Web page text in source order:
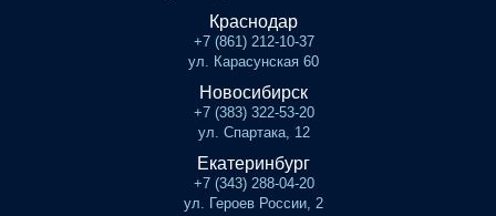
Краснодар
+7 (861) 212-10-37
ул. Карасунская 60
Новосибирск
+7 (383) 322-53-20
ул. Спартака, 12
Екатеринбург
+7 (343) 288-04-20
ул. Героев России, 2